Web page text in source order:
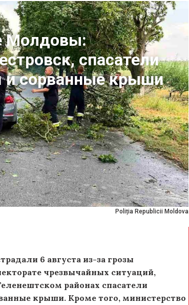
Poliția Republicii Moldova
Молдовы:
спасатели
и сорванные крыши
6 августа из-за грозы
чрезвычайных ситуаций,
районах спасатели
крыши. Кроме того, министерство